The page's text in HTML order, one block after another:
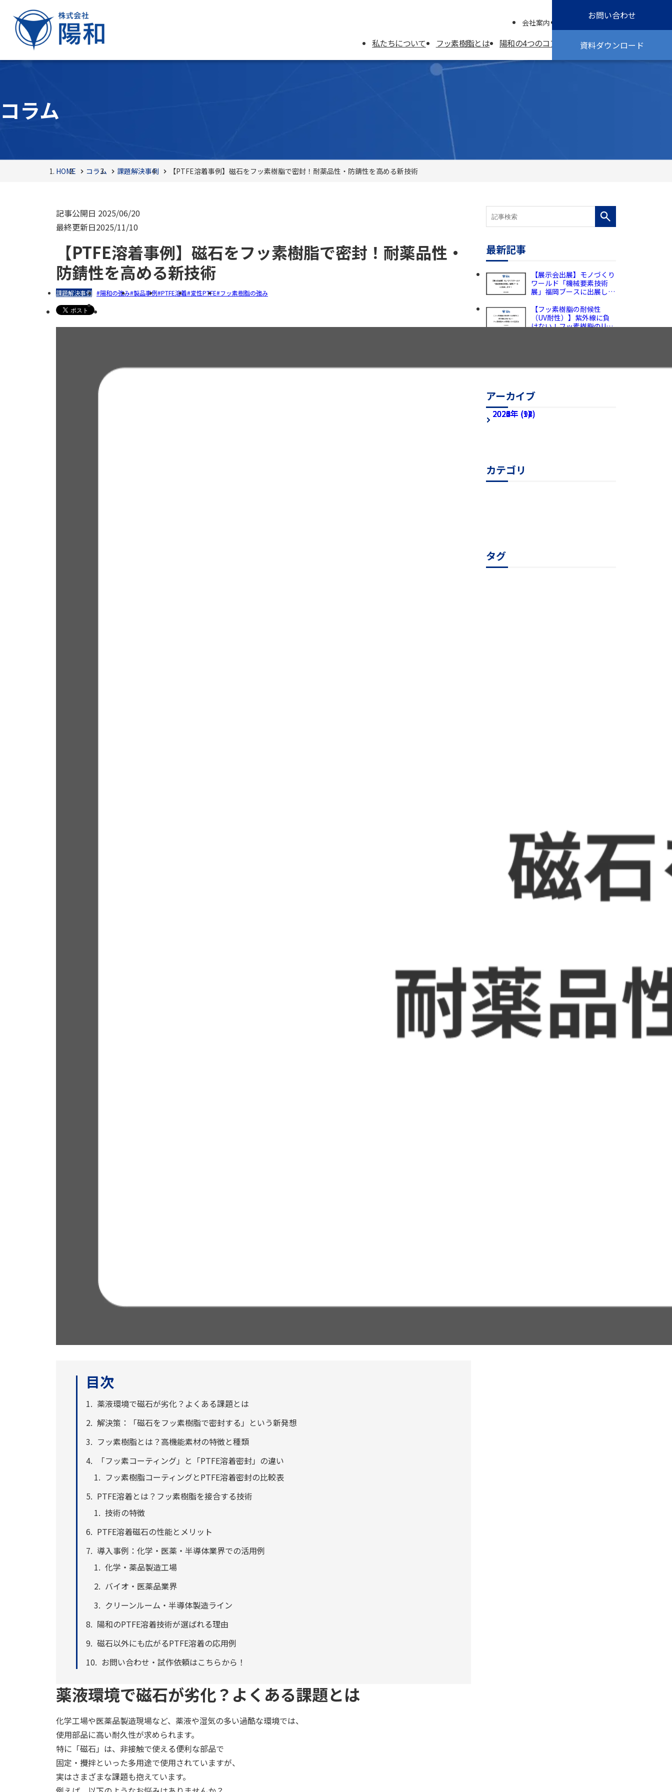
会社案内 公式インスタグラム
私たちについて フッ素樹脂とは 陽和の4つのコア技術 コラム よくある質問
お問い合わせ
資料ダウンロード
コラム
HOME コラム 課題解決事例 【PTFE溶着事例】磁石をフッ素樹脂で密封！耐薬品性・防錆性を高める新技術
記事公開日 2025/06/20
最終更新日2025/11/10
【PTFE溶着事例】磁石をフッ素樹脂で密封！耐薬品性・
防錆性を高める新技術
課題解決事例 陽和の強み 製品事例 PTFE溶着 変性PTFE フッ素樹脂の強み
目次
薬液環境で磁石が劣化？よくある課題とは
解決策：「磁石をフッ素樹脂で密封する」という新発想
フッ素樹脂とは？高機能素材の特徴と種類
「フッ素コーティング」と「PTFE溶着密封」の違い
フッ素樹脂コーティングとPTFE溶着密封の比較表
PTFE溶着とは？フッ素樹脂を接合する技術
技術の特徴
PTFE溶着磁石の性能とメリット
導入事例：化学・医薬・半導体業界での活用例
化学・薬品製造工場
バイオ・医薬品業界
クリーンルーム・半導体製造ライン
陽和のPTFE溶着技術が選ばれる理由
磁石以外にも広がるPTFE溶着の応用例
お問い合わせ・試作依頼はこちらから！
薬液環境で磁石が劣化？よくある課題とは
化学工場や医薬品製造現場など、薬液や湿気の多い過酷な環境では、
使用部品に高い耐久性が求められます。
特に「磁石」は、非接触で使える便利な部品で
固定・攪拌といった多用途で使用されていますが、
実はさまざまな課題も抱えています。
最新記事
【展示会出展】モノづくり
ワールド「機械要素技術
展」福岡ブースに出展しま
【フッ素樹脂の耐候性
（UV耐性）】紫外線に負
けない！フッ素樹脂のUV
アーカイブ
2026年 (1)
2025年 (9)
2024年 (12)
2023年 (14)
2022年 (11)
カテゴリ
タグ